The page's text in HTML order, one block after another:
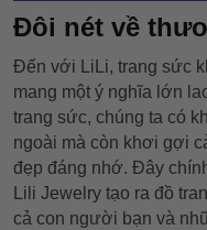
Đôi nét về
Đến với LiLi, trang sức
mang một ý nghĩa lớn
trang sức, chúng ta có
ngoài mà còn khơi gợi
đẹp đáng nhớ. Đây
Lili Jewelry tạo ra đồ
cả con người bạn và